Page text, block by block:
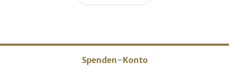
Spenden-Konto